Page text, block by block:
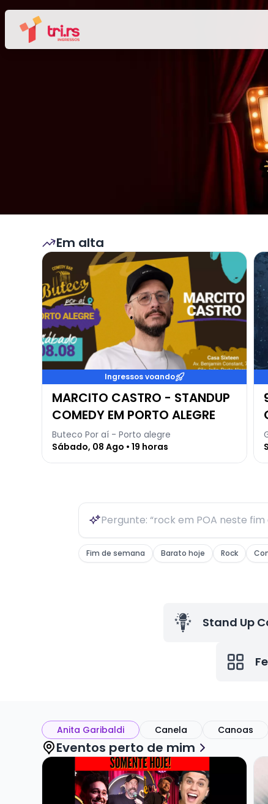
Em alta
Veja mais sobre MARCITO CASTRO - STANDUP
Ingressos voando
MARCITO CASTRO - STANDUP
COMEDY EM PORTO ALEGRE
Buteco Por aí - Porto alegre
Sábado, 08 Ago • 19 horas
Fim de semana Barato hoje Rock
Stand Up
Anita Garibaldi Canela Canoas
Eventos perto de mim
Veja mais sobre QUINTA PERFEITA DE COMÉDIA